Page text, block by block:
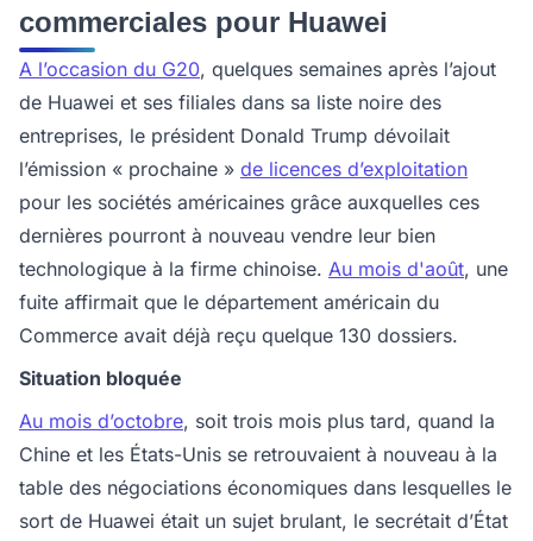
commerciales pour Huawei
A l’occasion du G20, quelques semaines après l’ajout
de Huawei et ses filiales dans sa liste noire des
entreprises, le président Donald Trump dévoilait
l’émission « prochaine » de licences d’exploitation
pour les sociétés américaines grâce auxquelles ces
dernières pourront à nouveau vendre leur bien
technologique à la firme chinoise. Au mois d'août, une
fuite affirmait que le département américain du
Commerce avait déjà reçu quelque 130 dossiers.
Situation bloquée
Au mois d’octobre, soit trois mois plus tard, quand la
Chine et les États-Unis se retrouvaient à nouveau à la
table des négociations économiques dans lesquelles le
sort de Huawei était un sujet brulant, le secrétait d’État